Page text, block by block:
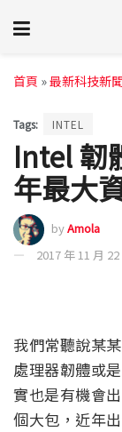
首頁 »最新科技新
Tags: INTEL
Intel 韌
年最大
byAmola
2017 年 11 月
我們常聽說某
處理器韌體或
實也是有機會
個大包，近年